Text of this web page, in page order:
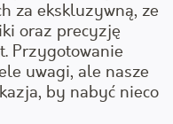
za ekskluzywną, ze
oraz precyzję
Przygotowanie
uwagi, ale nasze
by nabyć nieco